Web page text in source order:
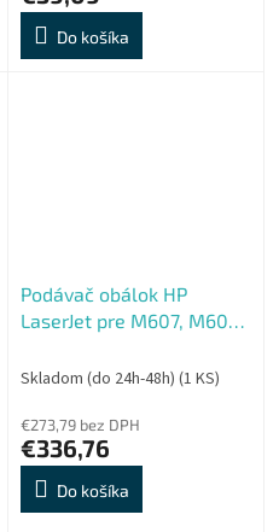
Do košíka
Podávač obálok HP
LaserJet pre M607, M608,
Skladom (do 24h-48h) (1 KS)
€273,79 bez DPH
€336,76
Do košíka